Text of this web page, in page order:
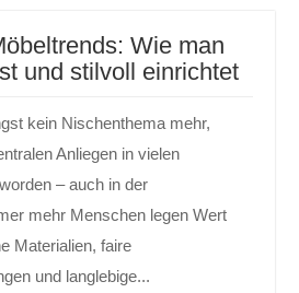
Wie man
und stilvoll einrichtet
kein Nischenthema mehr,
Anliegen in vielen
– auch in der
mehr Menschen legen Wert
Materialien, faire
und langlebige...